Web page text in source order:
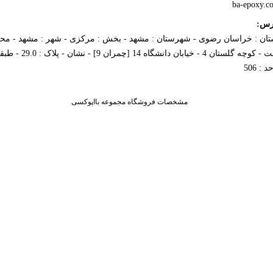
ba-
: خراسان رضوی - شهرستان : مشهد - بخش : مرکزی - شهر : مشهد -
: 506
مشخصات فروشگاه مجموعه بااپوکسی